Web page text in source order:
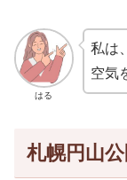
はる
私は
空気
札幌円山